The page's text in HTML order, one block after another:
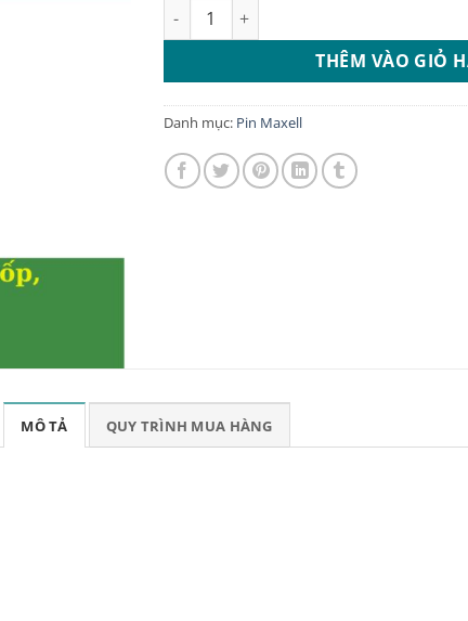
250.000 ₫.là:
Pin cr2450 maxell vỉ 5 chính hãng số
THÊM VÀO GIỎ
Danh mục: Pin Maxell
MÔ TẢ QUY TRÌNH MUA HÀNG